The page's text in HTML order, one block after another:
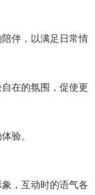
伴，以满足日常情
在的氛围，促使更
验。
，互动时的语气各